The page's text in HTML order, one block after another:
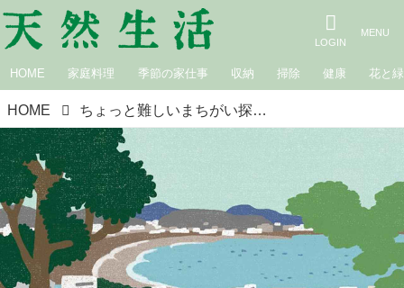
HOME 家庭料理 季節の家仕事 収納 掃除 健康 花と緑
HOME ちょっと難しいまちがい探し｜紫陽花（あじさい）